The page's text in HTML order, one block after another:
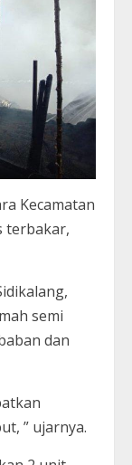
Kecamatan
terbakar,
semi
dan
” ujarnya.